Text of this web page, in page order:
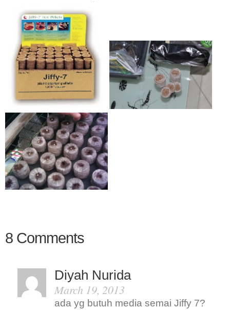
8 Comments
Diyah Nurida
March 19, 2013
ada yg butuh media semai Jiffy 7?